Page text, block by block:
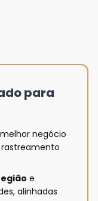
para
negócio
e
alinhadas